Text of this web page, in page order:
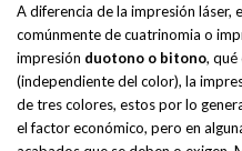
A diferencia de la impresión láser,
comúnmente de cuatrinomia o
impresión duotono o bitono, qué
(independiente del color), la
de tres colores, estos por lo
el factor económico, pero en